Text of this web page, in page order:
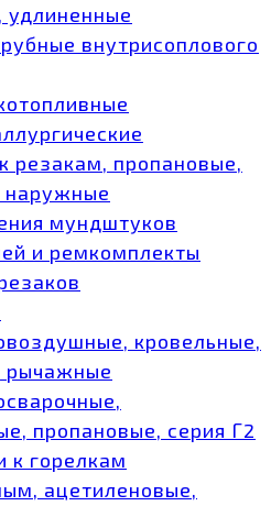
удлиненные
внутрисоплового
резакам, пропановые,
наружные
мундштуков
и ремкомплекты
кровельные,
рычажные
пропановые, серия Г2
к горелкам
ацетиленовые,